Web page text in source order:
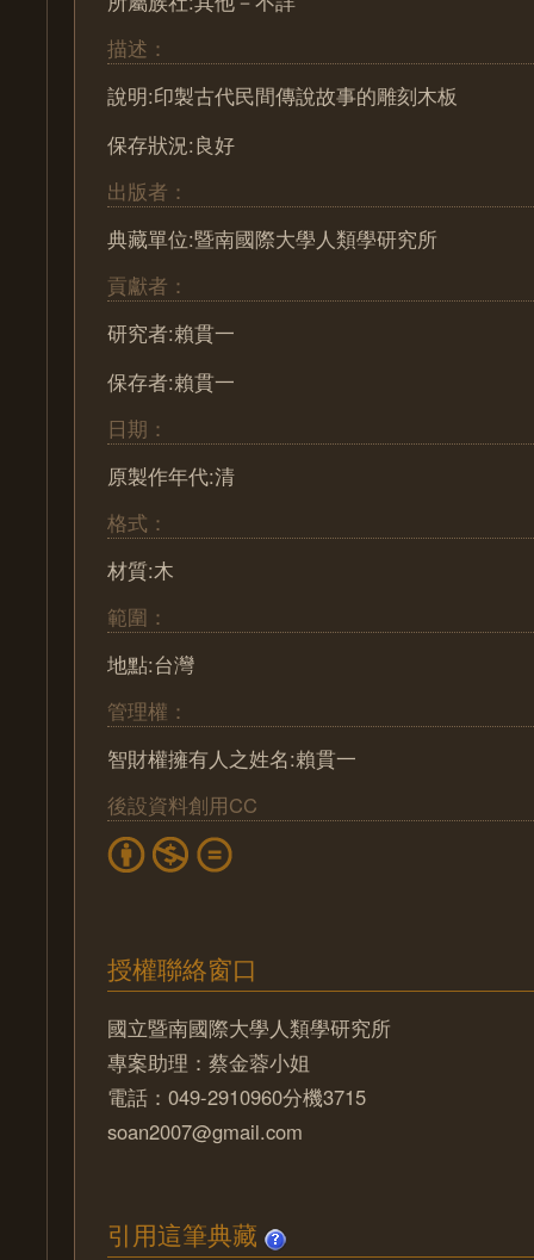
描述：
說明:印製古代民間傳說故事的雕刻木板
保存狀況:良好
出版者：
典藏單位:暨南國際大學人類學研究所
貢獻者：
研究者:賴貫一
保存者:賴貫一
日期：
原製作年代:清
格式：
材質:木
範圍：
地點:台灣
管理權：
智財權擁有人之姓名:賴貫一
後設資料創用CC
授權聯絡窗口
國立暨南國際大學人類學研究所
專案助理：蔡金蓉小姐
電話：049-2910960分機3715
soan2007@gmail.com
引用這筆典藏